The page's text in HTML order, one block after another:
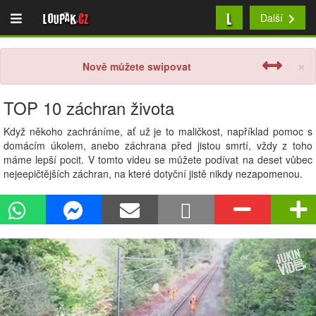
Loupak.cz L Další
×
Nově můžete swipovat
TOP 10 záchran života
Když někoho zachráníme, ať už je to maličkost, například pomoc s
domácím úkolem, anebo záchrana před jistou smrtí, vždy z toho
máme lepší pocit. V tomto videu se můžete podívat na deset vůbec
nejeepičtějších záchran, na které dotyční jistě nikdy nezapomenou.